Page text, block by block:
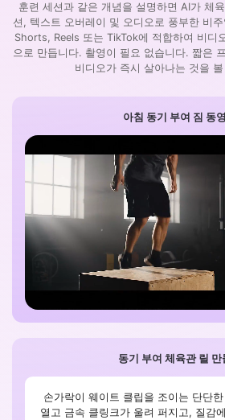
훈련 세션과 같은 개념을 설명하면 AI가 체
션, 텍스트 오버레이 및 오디오로 풍부한 비
Shorts, Reels 또는 TikTok에 적합하여 비디
으로 만듭니다. 촬영이 필요 없습니다. 짧은
비디오가 즉시 살아나는 것을
동기 부여 체육관 릴 만
손가락이 웨이트 클립을 조이는 단단
열고 금속 클링크가 울려 퍼지고, 질감
아침 동기 부여 짐 동